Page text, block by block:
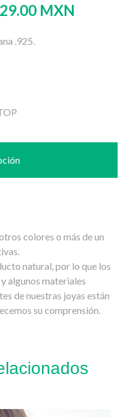
MXN
.925.
colores o más de un
natural, por lo que los
algunos materiales
de nuestras joyas están
su comprensión.